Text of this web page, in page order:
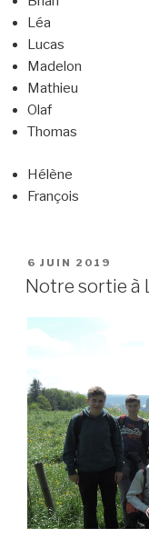
Léa
Lucas
Madelon
Mathieu
Olaf
Thomas
Hélène
François
PUBLIÉ
LE
6 JUIN 2019
Notre sortie à